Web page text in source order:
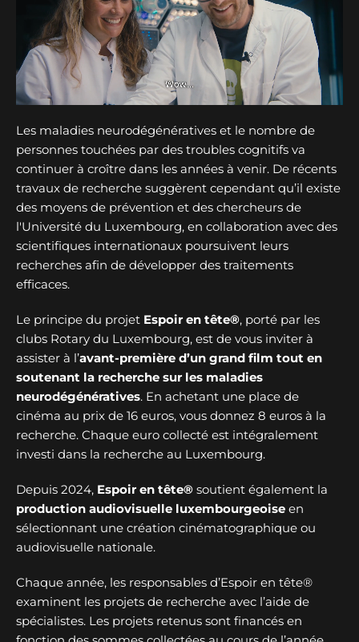
Les maladies neurodégénératives et le nombre de
personnes touchées par des troubles cognitifs va
continuer à croître dans les années à venir. De récents
travaux de recherche suggèrent cependant qu’il existe
des moyens de prévention et des chercheurs de
l'Université du Luxembourg, en collaboration avec des
scientifiques internationaux poursuivent leurs
recherches afin de développer des traitements
efficaces.
Le principe du projet Espoir en tête®, porté par les
clubs Rotary du Luxembourg, est de vous inviter à
assister à l’avant-première d’un grand film tout en
soutenant la recherche sur les maladies
neurodégénératives. En achetant une place de
cinéma au prix de 16 euros, vous donnez 8 euros à la
recherche. Chaque euro collecté est intégralement
investi dans la recherche au Luxembourg.
Depuis 2024, Espoir en tête® soutient également la
production audiovisuelle luxembourgeoise en
sélectionnant une création cinématographique ou
audiovisuelle nationale.
Chaque année, les responsables d’Espoir en tête®
examinent les projets de recherche avec l’aide de
spécialistes. Les projets retenus sont financés en